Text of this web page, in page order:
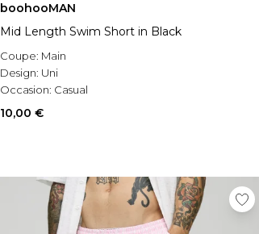
boohooMAN
Mid Length Swim Short in Black
Coupe: Main
Design: Uni
Occasion: Casual
10,00 €